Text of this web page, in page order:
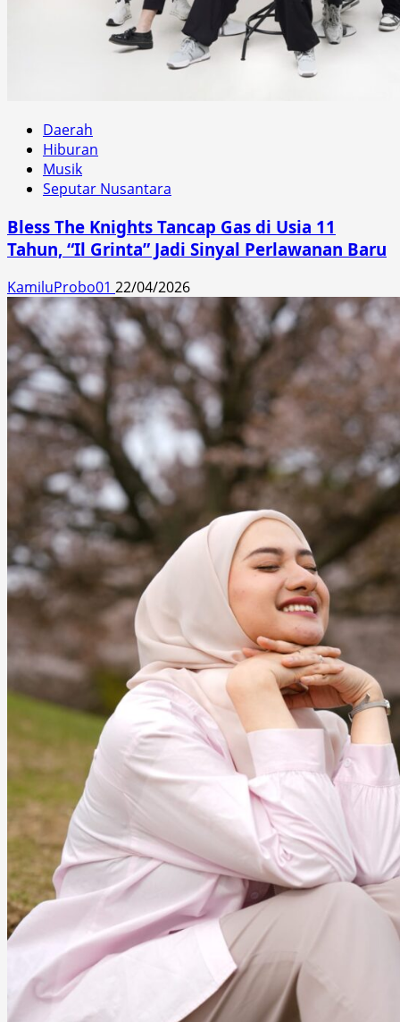
Daerah
Hiburan
Musik
Seputar Nusantara
Bless The Knights Tancap Gas di Usia 11
Tahun, “Il Grinta” Jadi Sinyal Perlawanan Baru
KamiluProbo01 22/04/2026